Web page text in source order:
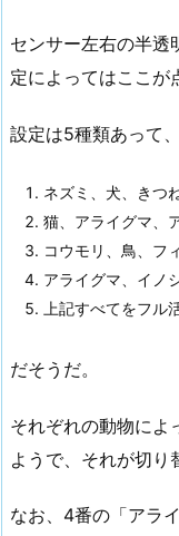
センサー左右の半透
定によってはここが
設定は5種類あって、
ネズミ、犬、きつ
猫、アライグマ、
コウモリ、鳥、フ
アライグマ、イノ
上記すべてをフル
だそうだ。
それぞれの動物によ
ようで、それが切り
なお、4番の「アラ